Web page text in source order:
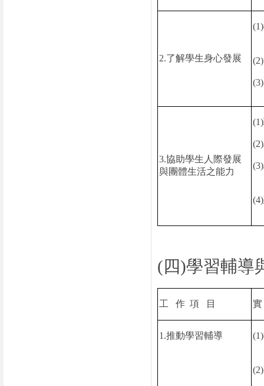
2.了解學生身心發展
(1)
(2)
(3)
3.協助學生人際發展
與團體生活之能力
(1)
(2)
(3)
(4)
(四)學習輔導
工 作 項 目
1.推動學習輔導 (1)
(2)